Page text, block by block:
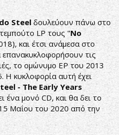
Steel δουλεύουν πάνω στο
LP τους "No
και έτσι ανάμεσα στο
τις
το ομώνυμο ΕΡ του 2013
Η κυκλοφορία αυτή έχει
- The Early Years
ένα μονό CD, και θα δει το
Μαΐου του 2020 από την